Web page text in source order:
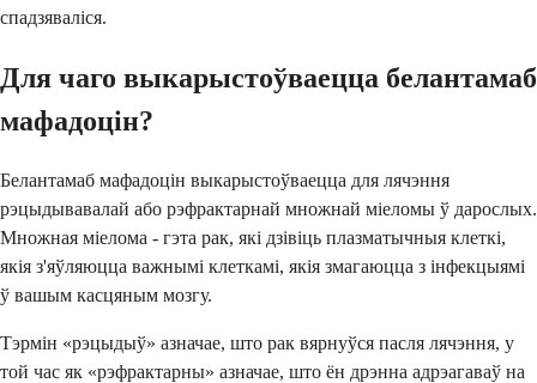
спадзяваліся.
Для чаго выкарыстоўваецца белантамаб
мафадоцін?
Белантамаб мафадоцін выкарыстоўваецца для лячэння
рэцыдывавалай або рэфрактарнай множнай міеломы ў дарослых.
Множная міелома - гэта рак, які дзівіць плазматычныя клеткі,
якія з'яўляюцца важнымі клеткамі, якія змагаюцца з інфекцыямі
ў вашым касцяным мозгу.
Тэрмін «рэцыдыў» азначае, што рак вярнуўся пасля лячэння, у
той час як «рэфрактарны» азначае, што ён дрэнна адрэагаваў на